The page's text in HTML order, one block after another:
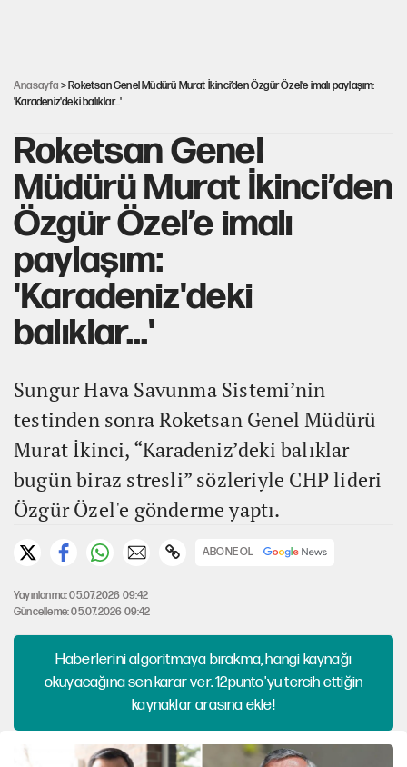
Anasayfa > Roketsan Genel Müdürü Murat İkinci’den Özgür Özel’e imalı paylaşım:
'Karadeniz'deki balıklar...'
Roketsan Genel
Müdürü Murat İkinci’den
Özgür Özel’e imalı
paylaşım:
'Karadeniz'deki
balıklar...'
Sungur Hava Savunma Sistemi’nin
testinden sonra Roketsan Genel Müdürü
Murat İkinci, “Karadeniz’deki balıklar
bugün biraz stresli” sözleriyle CHP lideri
Özgür Özel'e gönderme yaptı.
ABONE OL
Yayınlanma: 05.07.2026 09:42
Güncelleme: 05.07.2026 09:42
Haberlerini algoritmaya bırakma, hangi kaynağı
okuyacağına sen karar ver. 12punto'yu tercih ettiğin
kaynaklar arasına ekle!